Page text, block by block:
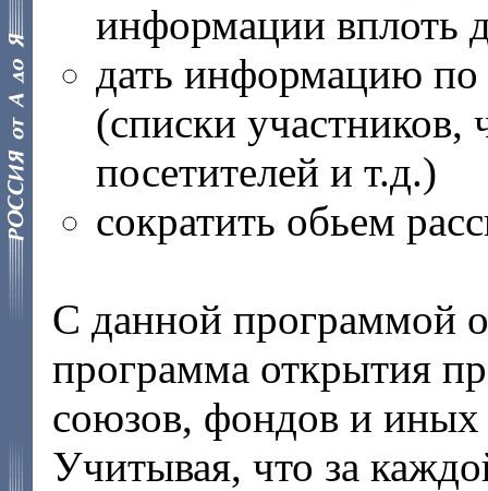
информации вплоть
дать информацию
(списки участников,
посетителей и т.д.)
сократить обьем
С данной программой
программа открытия
союзов, фондов и
Учитывая, что за